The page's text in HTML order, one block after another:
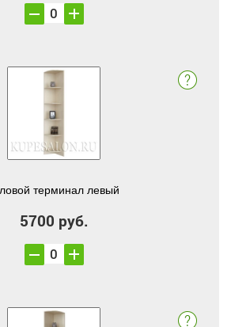
терминал левый
5700 руб.